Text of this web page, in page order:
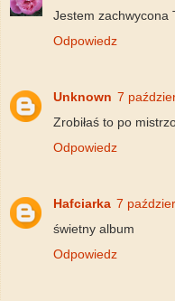
Jestem zachwycona
Odpowiedz
Unknown 7
Zrobiłaś to po
Odpowiedz
Hafciarka 7
świetny album
Odpowiedz